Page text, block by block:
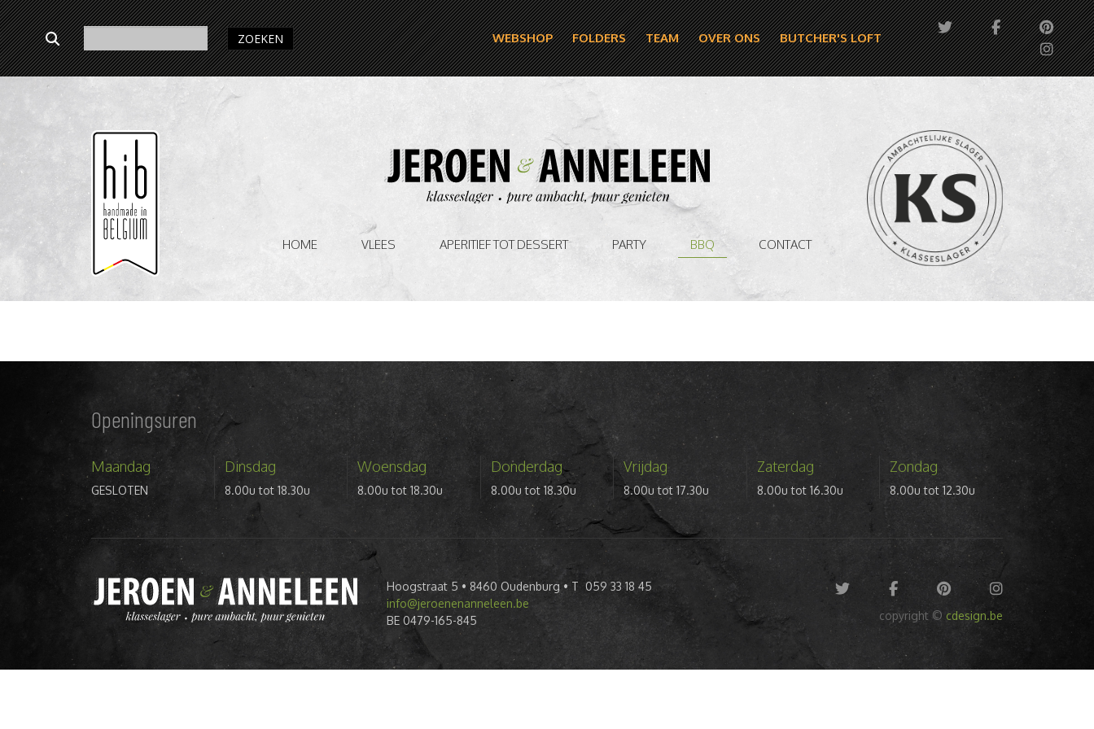
ZOEKEN WEBSHOP FOLDERS TEAM OVER ONS BUTCHER'S LOFT
HOME VLEES APERITIEF TOT DESSERT PARTY BBQ CONTACT
Openingsuren
Maandag
GESLOTEN
Dinsdag
8.00u tot 18.30u
Woensdag
8.00u tot 18.30u
Donderdag
8.00u tot 18.30u
Vrijdag
8.00u tot 17.30u
Zaterdag
8.00u tot 16.30u
Zondag
8.00u tot 12.30u
Hoogstraat 5 • 8460 Oudenburg • T 059 33 18 45
info@jeroenenanneleen.be
BE 0479-165-845
copyright © cdesign.be